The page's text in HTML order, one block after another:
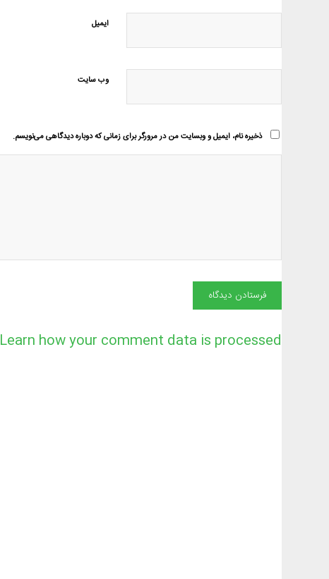
ایمیل
وب‌ سایت
ذخیره نام، ایمیل و وبسایت من در مرورگر برای زمانی که دوباره دیدگاهی می‌نویسم.
Learn how your comment data is processed